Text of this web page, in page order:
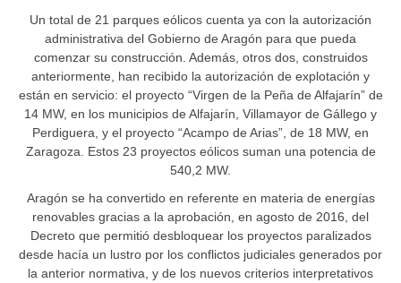
Un total de 21 parques eólicos cuenta ya con la autorización
administrativa del Gobierno de Aragón para que pueda
comenzar su construcción. Además, otros dos, construidos
anteriormente, han recibido la autorización de explotación y
están en servicio: el proyecto “Virgen de la Peña de Alfajarín” de
14 MW, en los municipios de Alfajarín, Villamayor de Gállego y
Perdiguera, y el proyecto “Acampo de Arias”, de 18 MW, en
Zaragoza. Estos 23 proyectos eólicos suman una potencia de
540,2 MW.
Aragón se ha convertido en referente en materia de energías
renovables gracias a la aprobación, en agosto de 2016, del
Decreto que permitió desbloquear los proyectos paralizados
desde hacía un lustro por los conflictos judiciales generados por
la anterior normativa, y de los nuevos criterios interpretativos